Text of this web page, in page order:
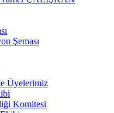
Şeması
Üyelerimiz
Komitesi